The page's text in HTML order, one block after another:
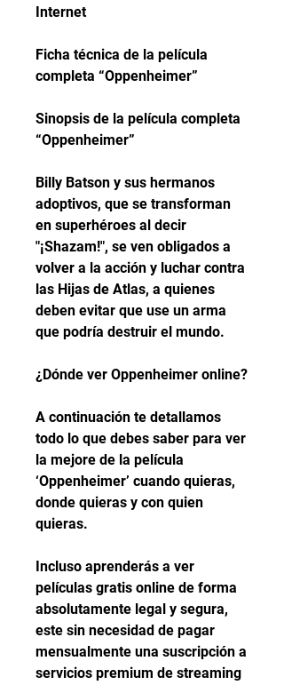
Internet
Ficha técnica de la película
completa “Oppenheimer”
Sinopsis de la película completa
“Oppenheimer”
Billy Batson y sus hermanos
adoptivos, que se transforman
en superhéroes al decir
"¡Shazam!", se ven obligados a
volver a la acción y luchar contra
las Hijas de Atlas, a quienes
deben evitar que use un arma
que podría destruir el mundo.
¿Dónde ver Oppenheimer online?
A continuación te detallamos
todo lo que debes saber para ver
la mejore de la película
‘Oppenheimer’ cuando quieras,
donde quieras y con quien
quieras.
Incluso aprenderás a ver
películas gratis online de forma
absolutamente legal y segura,
este sin necesidad de pagar
mensualmente una suscripción a
servicios premium de streaming